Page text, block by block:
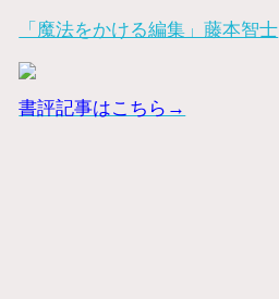
「魔法をかける編集」藤本智士
書評記事はこちら→